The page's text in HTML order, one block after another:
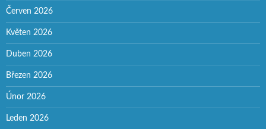
Červen 2026
Květen 2026
Duben 2026
Březen 2026
Únor 2026
Leden 2026